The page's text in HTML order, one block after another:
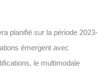
planifié sur la période 2023-
émergent avec
le multimodale